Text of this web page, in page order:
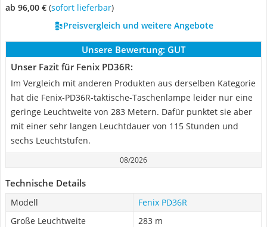
ab 96,00 € ( Sofort lieferbar)
Preisvergleich und weitere Angebote
Unsere Bewertung: GUT
Unser Fazit für Fenix PD36R:
Im Vergleich mit anderen Produkten aus derselben Kategorie
hat die Fenix-PD36R-taktische-Taschenlampe leider nur eine
geringe Leuchtweite von 283 Metern. Dafür punktet sie aber
mit einer sehr langen Leuchtdauer von 115 Stunden und
sechs Leuchtstufen.
08/2026
Technische Details
Modell
Fenix PD36R
Große Leuchtweite
283 m